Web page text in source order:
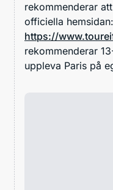
rekommenderar
officiella hemsidan:
https://
rekommenderar
uppleva Paris på